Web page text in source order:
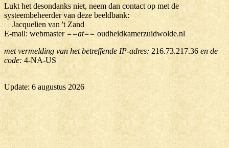
Lukt het desondanks niet, neem dan contact op met de
systeembeheerder van deze beeldbank:
Jacquelien van 't Zand
E-mail: webmaster ==at== oudheidkamerzuidwolde.nl
met vermelding van het betreffende IP-adres: 216.73.217.36 en de
code: 4-NA-US
Update: 6 augustus 2026